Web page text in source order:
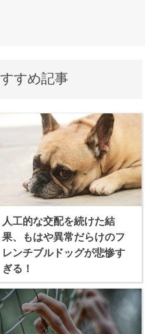
すめ記事
人工的な交配を続けた結
果、もはや異常だらけのフ
レンチブルドッグが悲惨す
ぎる！